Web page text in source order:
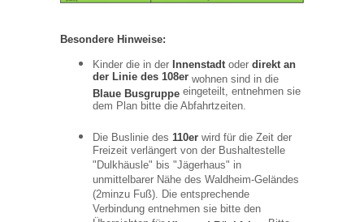
Besondere Hinweise:
Kinder die in der Innenstadt oder direkt an
der Linie des 108er wohnen sind in die
Blaue Busgruppe eingeteilt, entnehmen sie
dem Plan bitte die Abfahrtzeiten.
Die Buslinie des 110er wird für die Zeit der
Freizeit verlängert von der Bushaltestelle
"Dulkhäusle" bis "Jägerhaus" in
unmittelbarer Nähe des Waldheim-Geländes
(2minzu Fuß). Die entsprechende
Verbindung entnehmen sie bitte den